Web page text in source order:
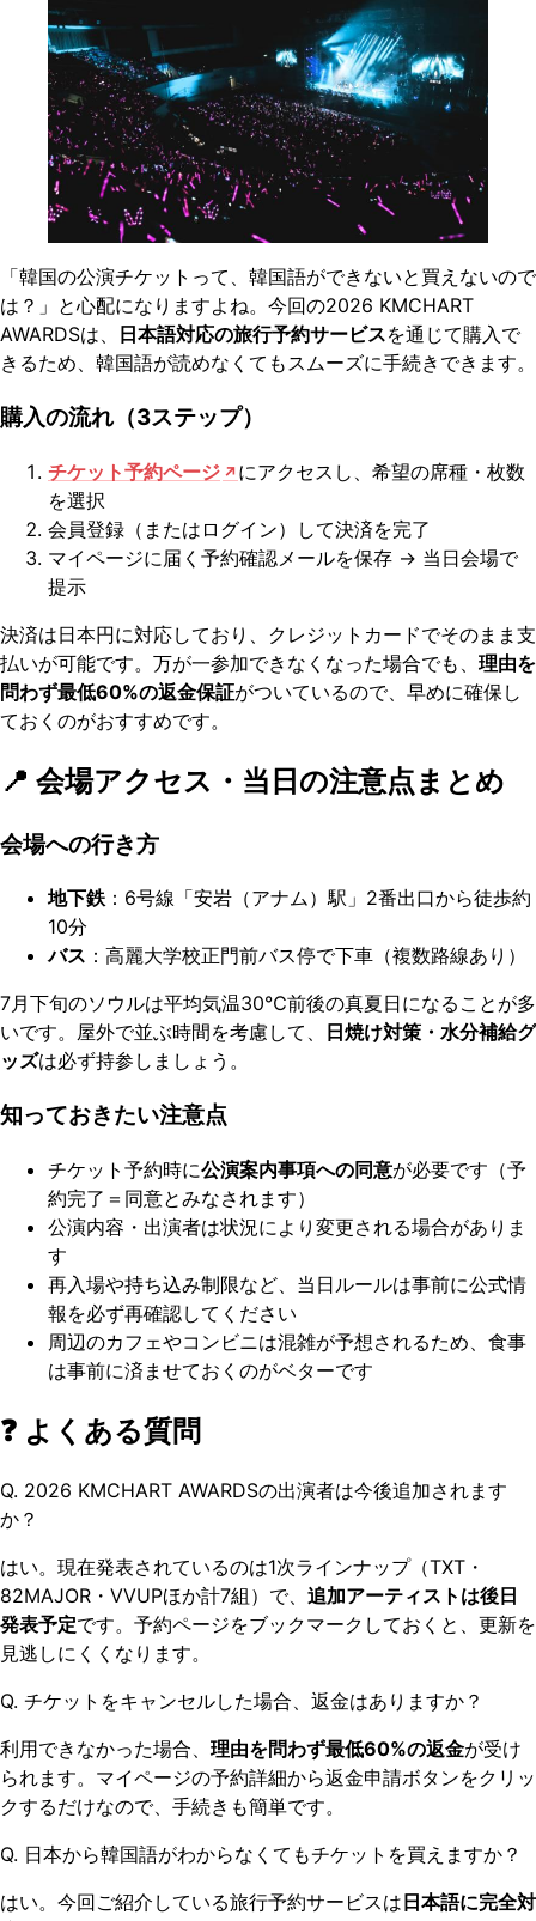
「韓国の公演チケットって、韓国語ができないと買えないので
は？」と心配になりますよね。今回の2026 KMCHART
AWARDSは、
日本語対応の旅行予約サービスを通じて購入で
きるため、韓国語が読めなくてもスムーズに手続きできます。
購入の流れ（3ステップ）
チケット予約ページ
にアクセスし、希望の席種・枚数
を選択
会員登録（またはログイン）して決済を完了
マイページに届く予約確認メールを保存 → 当日会場で
提示
決済は日本円に対応しており、クレジットカードでそのまま支
払いが可能です。万が一参加できなくなった場合でも、 理由を
問わず最低60%の返金保証がついているので、早めに確保し
ておくのがおすすめです。
📍 会場アクセス・当日の注意点まとめ
会場への行き方
地下鉄 ：6号線「安岩（アナム）駅」2番出口から徒歩約
10分
バス ：高麗大学校正門前バス停で下車（複数路線あり）
7月下旬のソウルは平均気温30℃前後の真夏日になることが多
いです。屋外で並ぶ時間を考慮して、
日焼け対策・水分補給グ
ッズは必ず持参しましょう。
知っておきたい注意点
チケット予約時に公演案内事項への同意が必要です（予
約完了＝同意とみなされます）
公演内容・出演者は状況により変更される場合がありま
す
再入場や持ち込み制限など、当日ルールは事前に公式情
報を必ず再確認してください
周辺のカフェやコンビニは混雑が予想されるため、食事
は事前に済ませておくのがベターです
❓ よくある質問
Q. 2026 KMCHART AWARDSの出演者は今後追加されます
か？
はい。現在発表されているのは1次ラインナップ（TXT・
82MAJOR・VVUPほか計7組）で、 追加アーティストは後日
発表予定です。予約ページをブックマークしておくと、更新を
見逃しにくくなります。
Q. チケットをキャンセルした場合、返金はありますか？
利用できなかった場合、 理由を問わず最低60%の返金が受け
られます。マイページの予約詳細から返金申請ボタンをクリッ
クするだけなので、手続きも簡単です。
Q. 日本から韓国語がわからなくてもチケットを買えますか？
はい。今回ご紹介している旅行予約サービスは 日本語に完全対